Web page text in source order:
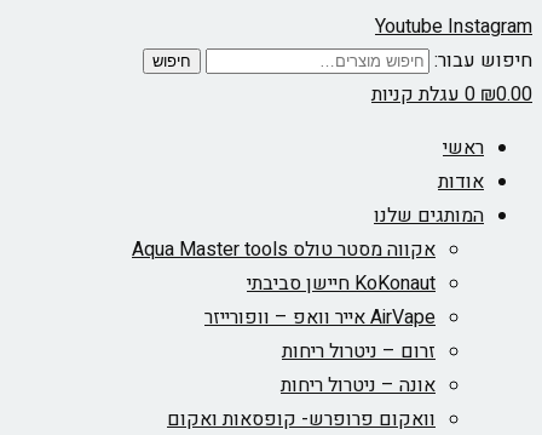
YoutubeInstagram
חיפוש עבור:
חיפוש
₪0.00
0עגלת קניות
ראשי
אודות
המותגים שלנו
אקווה מסטר טולס Aqua Master tools
KoKonaut חיישן סביבתי
AirVape אייר וואפ – וופורייזר
זרום – ניטרול ריחות
אונה – ניטרול ריחות
וואקום פרופרש- קופסאות ואקום